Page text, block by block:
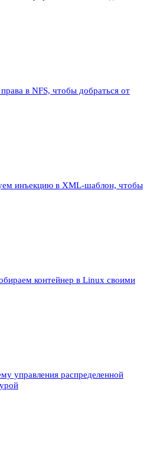
в NFS, чтобы добраться от
инъекцию в XML-шаблон, чтобы
контейнер в Linux своими
управления распределенной